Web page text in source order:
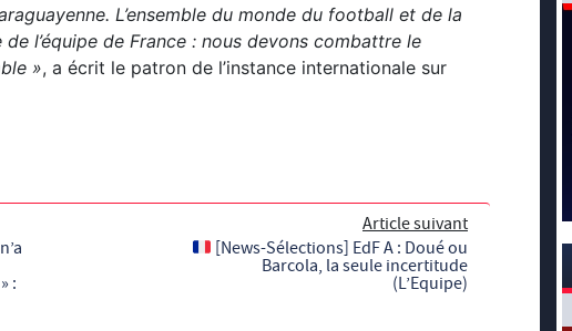
L’ensemble du monde du football et de la
l’équipe de France : nous devons combattre le
», a écrit le patron de l’instance internationale sur
:
Article suivant
[News-Sélections] EdF A : Doué ou
Barcola, la seule incertitude
(L’Equipe)